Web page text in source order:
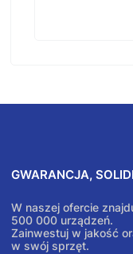
GWARANCJA,
W naszej ofercie
500 000 urządzeń.
Zainwestuj w jakość
w swój sprzęt.